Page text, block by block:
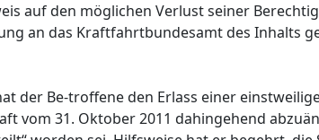
auf den möglichen Verlust seiner
an das Kraftfahrtbundesamt des Inhalts
der Be-troffene den Erlass einer
vom 31. Oktober 2011 dahingehend